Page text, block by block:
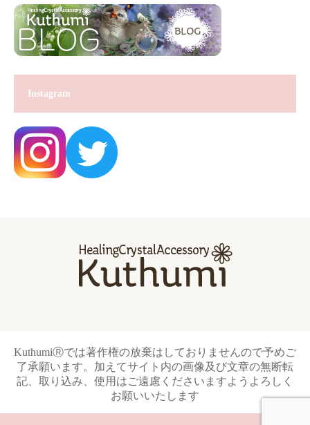
Instagram
KuthumiⓇでは著作権の放棄はしておりませんので予めご
了承願います。加えてサイト内の画像及び文章の無断転
記、取り込み、使用はご遠慮くださいますようよろしく
お願いいたします